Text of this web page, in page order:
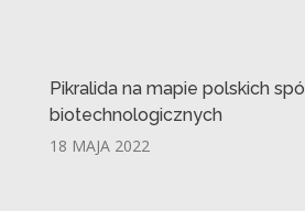
Pikralida na mapie polskich
biotechnologicznych
18 MAJA 2022